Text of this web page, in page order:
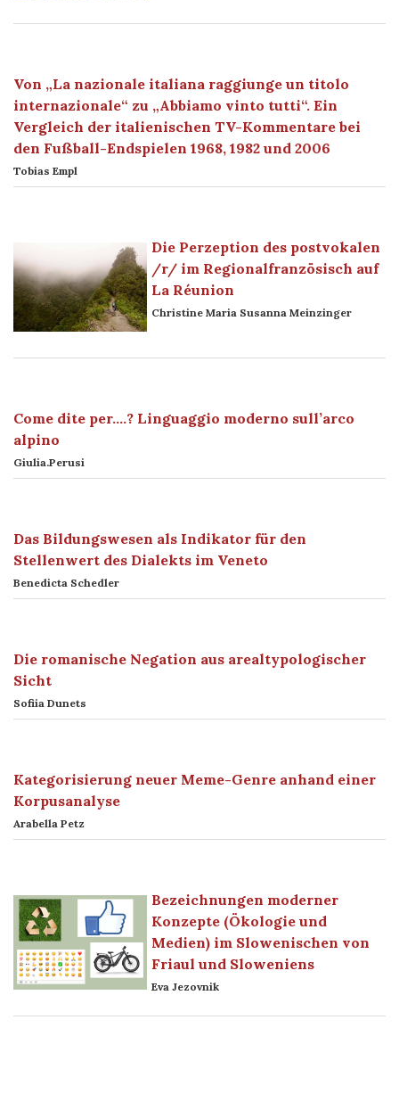
Von „La nazionale italiana raggiunge un titolo
internazionale“ zu „Abbiamo vinto tutti“. Ein
Vergleich der italienischen TV-Kommentare bei
den Fußball-Endspielen 1968, 1982 und 2006
Tobias Empl
Die Perzeption des postvokalen
/r/ im Regionalfranzösisch auf
La Réunion
Christine Maria Susanna Meinzinger
Come dite per….? Linguaggio moderno sull’arco
alpino
Giulia.Perusi
Das Bildungswesen als Indikator für den
Stellenwert des Dialekts im Veneto
Benedicta Schedler
Die romanische Negation aus arealtypologischer
Sicht
Sofiia Dunets
Kategorisierung neuer Meme-Genre anhand einer
Korpusanalyse
Arabella Petz
Bezeichnungen moderner
Konzepte (Ökologie und
Medien) im Slowenischen von
Friaul und Sloweniens
Eva Jezovnik